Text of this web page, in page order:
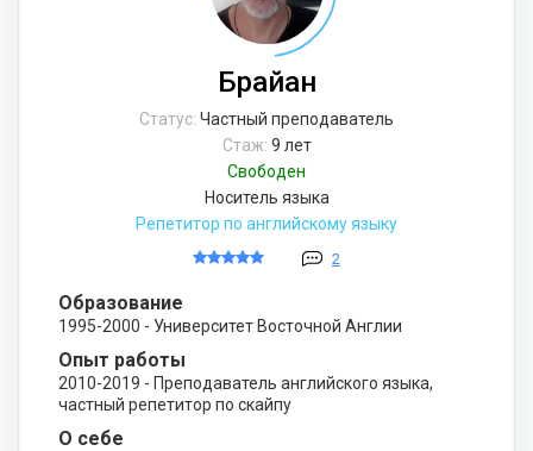
Брайан
Статус: Частный преподаватель
Стаж: 9 лет
Свободен
Носитель языка
Репетитор по английскому языку
2
Образование
1995-2000 - Университет Восточной Англии
Опыт работы
2010-2019 - Преподаватель английского языка,
частный репетитор по скайпу
О себе